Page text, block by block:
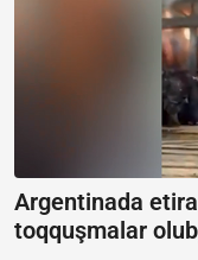
Argentinada
toqquşmalar